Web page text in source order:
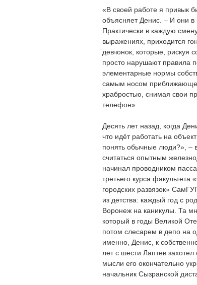
«В своей работе я привык
объясняет Денис. – И они в
Практически в каждую
выражениях, приходится
девчонок, которые, рискуя
просто нарушают правила
элементарные нормы
самым носом
храбростью, снимая свои
телефон».
Десять лет назад, когда
что идёт работать на
понять обычные люди?», –
считаться опытным
начинал проводником
третьего курса факультета
городских развязок»
из детства: каждый год с
Воронеж на каникулы. Та
который в годы Великой
потом слесарем в депо на
именно, Денис, к
лет с шести Лаптев
мысли его окончательно
начальник Сызранской